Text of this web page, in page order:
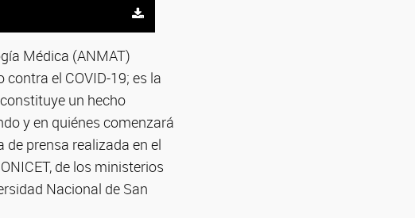
Médica (ANMAT)
contra el COVID-19; es la
un hecho
y en quiénes comenzará
prensa realizada en el
de los ministerios
Nacional de San